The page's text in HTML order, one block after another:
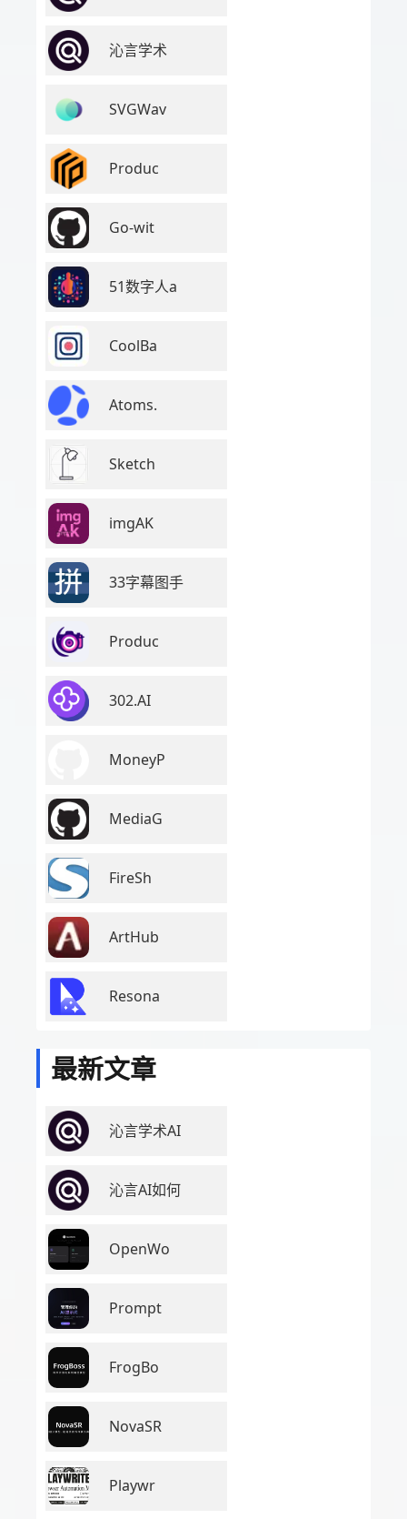
沁言学术
SVGWav
Produc
Go-wit
51数字人a
CoolBa
Atoms.
Sketch
imgAK
33字幕图手
Produc
302.AI
MoneyP
MediaG
FireSh
ArtHub
Resona
最新文章
沁言学术AI
沁言AI如何
OpenWo
Prompt
FrogBo
NovaSR
Playwr